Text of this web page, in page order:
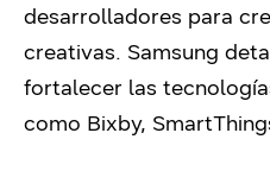
desarrolladores para
creativas. Samsung
fortalecer las
como Bixby,